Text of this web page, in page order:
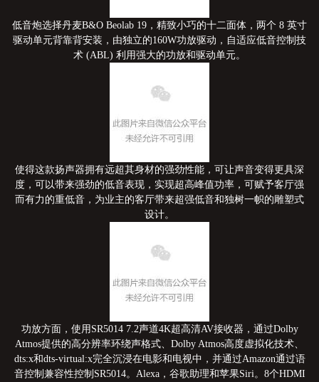
低音炮选择丹麦B&O Beolab 19，精致小巧的十二面体，两个 8 英寸
驱动单元背靠背安装，由独立的160W功放驱动，自适应低音控制技
术 (ABL) 利用强大的功放和驱动单元。
使得这款扬声器拥有远超其身材的强劲性能，可让声音变得更具深
度，可以带来强劲的低音表现，实现超高峰值功率，可赋予客厅强
而有力的重低音，为业主的客厅带来超强低音和独树一帜的雕塑式
设计。
功放方面，使用SR5014 7.2声道4K超高清AV接收器，通过Dolby
Atmos提供的高分辨率环绕声格式、Dolby Atmos高度虚拟化技术、
dts:x和dts-virtual:x完全沉浸在电影和电视中，并通过Amazon通过语
音控制兼容性控制SR5014。Alexa，谷歌助理和苹果Siri。8个HDMI